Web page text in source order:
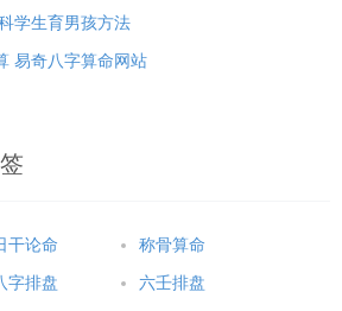
学生育男孩方法
易奇八字算命网站
干论命 称骨算命
字排盘 六壬排盘